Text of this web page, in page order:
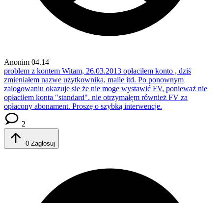
Anonim 04.14
problem z kontem Witam, 26.03.2013 opłaciłem konto , dziś
zmieniałem nazwe użytkownika, maile itd. Po ponownym
zalogowaniu okazuje sie że nie moge wystawić FV, ponieważ nie
opłaciłem konta "standard". nie otrzymałęm również FV za
opłacony abonament. Proszę o szybką interwencje.
2
0 Zagłosuj